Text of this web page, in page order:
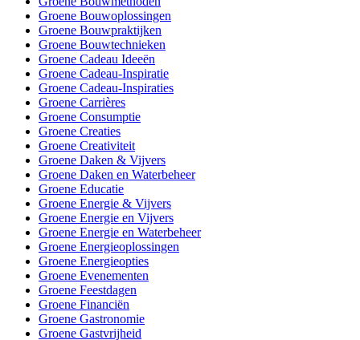
Groene Bouwoplossingen
Groene Bouwpraktijken
Groene Bouwtechnieken
Groene Cadeau Ideeën
Groene Cadeau-Inspiratie
Groene Cadeau-Inspiraties
Groene Carrières
Groene Consumptie
Groene Creaties
Groene Creativiteit
Groene Daken & Vijvers
Groene Daken en Waterbeheer
Groene Educatie
Groene Energie & Vijvers
Groene Energie en Vijvers
Groene Energie en Waterbeheer
Groene Energieoplossingen
Groene Energieopties
Groene Evenementen
Groene Feestdagen
Groene Financiën
Groene Gastronomie
Groene Gastvrijheid